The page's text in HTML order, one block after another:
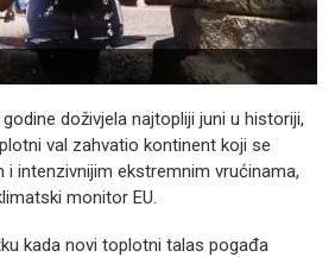
doživjela najtopliji juni u historiji,
val zahvatio kontinent koji se
intenzivnijim ekstremnim vrućinama,
monitor EU.
kada novi toplotni talas pogađa